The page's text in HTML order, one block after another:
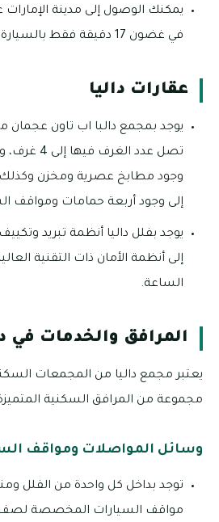
يمكنك الوصول إلى مدينة
في غضون 17 دقيقة فقط بالسيارة.
عقارات داليا
يوجد بمجمع دالبا اب تاون عجمان
تصل عدد
إلى وجود أربعة حمامات ومواقف
يوجد بفلل داليا أنظمة تبريد
إلى أنظمة الأمان ذات التقنية
الساعة.
المرافق والخدمات في
يعتبر مجمع داليا من المجمعات
مجموعة من المرافق السكنية
وسائل المواصلات ومواقف
توجد بداخل كل واحدة من الفلل
مواقف السيارات المخصصة لصف